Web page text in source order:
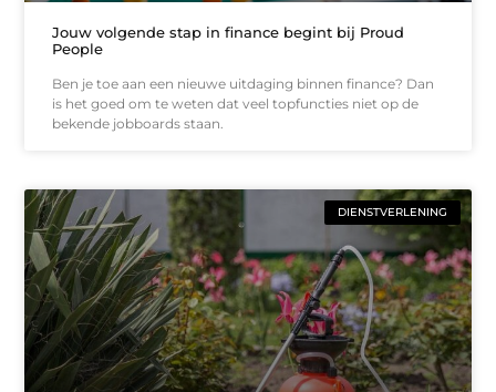
Jouw volgende stap in finance begint bij Proud
People
Ben je toe aan een nieuwe uitdaging binnen finance? Dan
is het goed om te weten dat veel topfuncties niet op de
bekende jobboards staan.
DIENSTVERLENING